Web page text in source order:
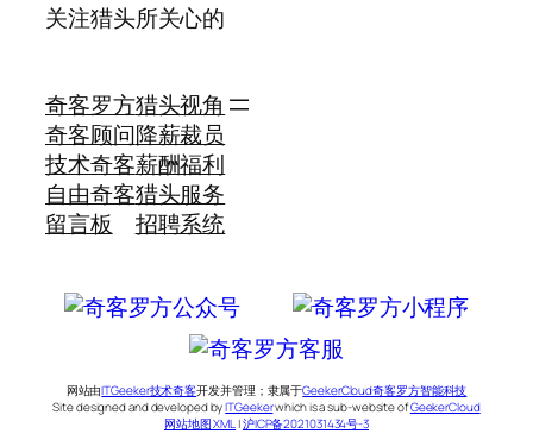
关注猎头所关心的
奇客罗方
奇客顾问
技术奇客
自由奇客
留言板
猎头视角
降薪裁员
薪酬福利
猎头服务
招聘系统
网站由ITGeeker技术奇客开发并管理；隶属于GeekerCloud奇客罗方智能科技
Site designed and developed byITGeekerwhich is a sub-website ofGeekerCloud
网站地图 XML |沪ICP备2021031434号-3